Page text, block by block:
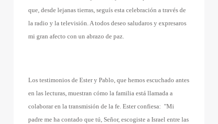
que, desde lejanas tierras, seguís esta celebración a través de
la radio y la televisión. A todos deseo saludaros y expresaros
mi gran afecto con un abrazo de paz.
Los testimonios de Ester y Pablo, que hemos escuchado antes
en las lecturas, muestran cómo la familia está llamada a
colaborar en la transmisión de la fe. Ester confiesa: "Mi
padre me ha contado que tú, Señor, escogiste a Israel entre las